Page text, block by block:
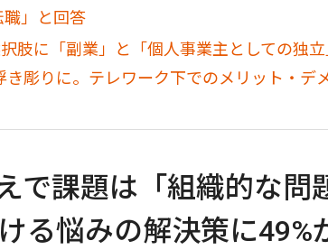
職」と回答
肢に「副業」と「個人事業主としての独
き彫りに。テレワーク下でのメリット・デ
で課題は「組織的な問
る悩みの解決策に49%